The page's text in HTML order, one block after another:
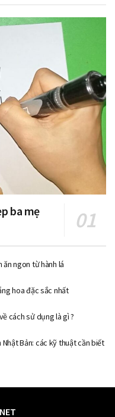
ba mẹ
ăn ngon từ hành lá
hoa đặc sắc nhất
cách sử dụng là gì ?
Bản: các kỹ thuật cần biết